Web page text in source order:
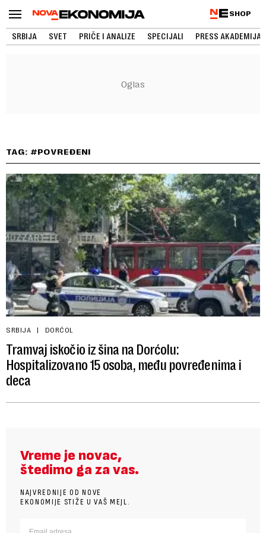
SHOP
SRBIJA SVET PRIČE I ANALIZE SPECIJALI PRESS AKADEMIJA
TAG: #POVREĐENI
SRBIJA DORĆOL
Tramvaj iskočio iz šina na Dorćolu:
Hospitalizovano 15 osoba, među povređenima i
deca
Vreme je novac,
štedimo ga za vas.
NAJVREDNIJE OD NOVE
EKONOMIJE STIŽE U VAŠ MEJL.